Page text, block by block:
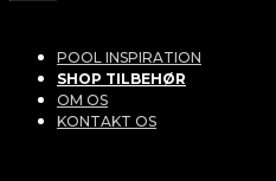
POOL INSPIRATION
SHOP TILBEHØR
OM OS
KONTAKT OS